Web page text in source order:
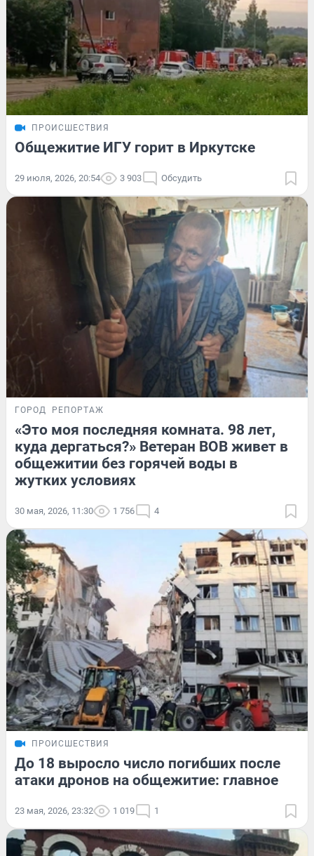
ПРОИСШЕСТВИЯ
Общежитие ИГУ горит в Иркутске
29 июля, 2026, 20:54 3 903 Обсудить
ГОРОД РЕПОРТАЖ
«Это моя последняя комната. 98 лет,
куда дергаться?» Ветеран ВОВ живет в
общежитии без горячей воды в
жутких условиях
30 мая, 2026, 11:30 1 756 4
ПРОИСШЕСТВИЯ
До 18 выросло число погибших после
атаки дронов на общежитие: главное
23 мая, 2026, 23:32 1 019 1